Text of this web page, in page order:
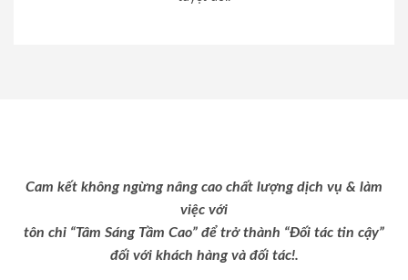
Cam kết không ngừng nâng cao chất lượng dịch vụ & làm
việc với
tôn chỉ “Tâm Sáng Tầm Cao” để trở thành “Đối tác tin cậy”
đối với khách hàng và đối tác!.